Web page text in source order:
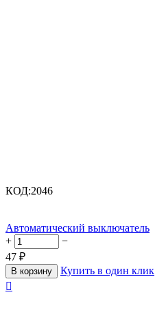
КОД:2046
Автоматический выключатель
+
−
47 ₽
В корзину
Купить в один клик
